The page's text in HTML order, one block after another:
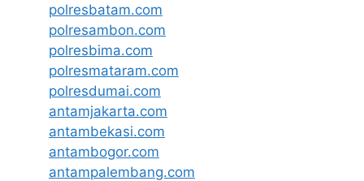
polresbatam.com
polresambon.com
polresbima.com
polresmataram.com
polresdumai.com
antamjakarta.com
antambekasi.com
antambogor.com
antampalembang.com